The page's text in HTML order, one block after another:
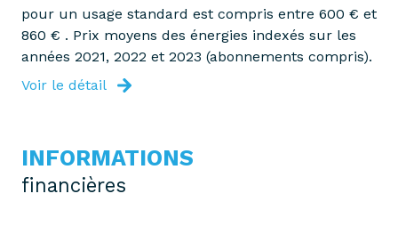
vue Dégagée
cave
visiophone
pour un usage standard est compris entre 600 € et
860 € . Prix moyens des énergies indexés sur les
années 2021, 2022 et 2023 (abonnements compris).
Voir le détail
INFORMATIONS
financières